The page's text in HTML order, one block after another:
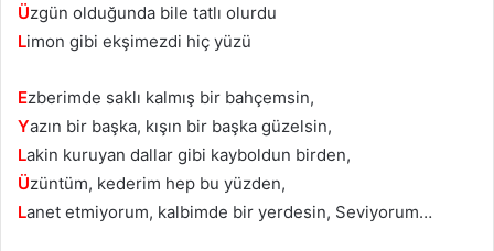
Üzgün olduğunda bile tatlı olurdu
Limon gibi ekşimezdi hiç yüzü
Ezberimde saklı kalmış bir bahçemsin,
Yazın bir başka, kışın bir başka güzelsin,
Lakin kuruyan dallar gibi kayboldun birden,
Üzüntüm, kederim hep bu yüzden,
Lanet etmiyorum, kalbimde bir yerdesin, Seviyorum…